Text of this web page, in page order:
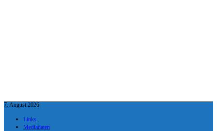
7. August 2026
Links
Mediadaten